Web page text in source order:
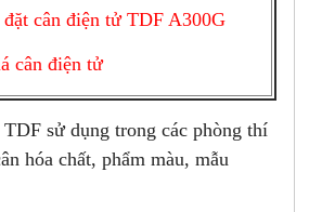
cân điện tử TDF A300G
cân điện tử
TDF sử dụng trong các phòng thí
hóa chất, phẩm màu, mẫu